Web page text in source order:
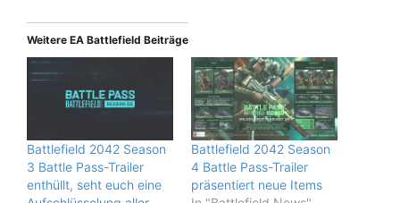
Weitere EA Battlefield Beiträge
Battlefield 2042 Season
3 Battle Pass-Trailer
enthüllt, seht euch eine
Battlefield 2042 Season
4 Battle Pass-Trailer
präsentiert neue Items